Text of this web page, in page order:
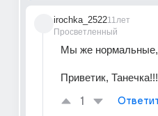
irochka_2522
Просветленный
11лет
Мы же нормальные,
Приветик, Танечка!!!
1